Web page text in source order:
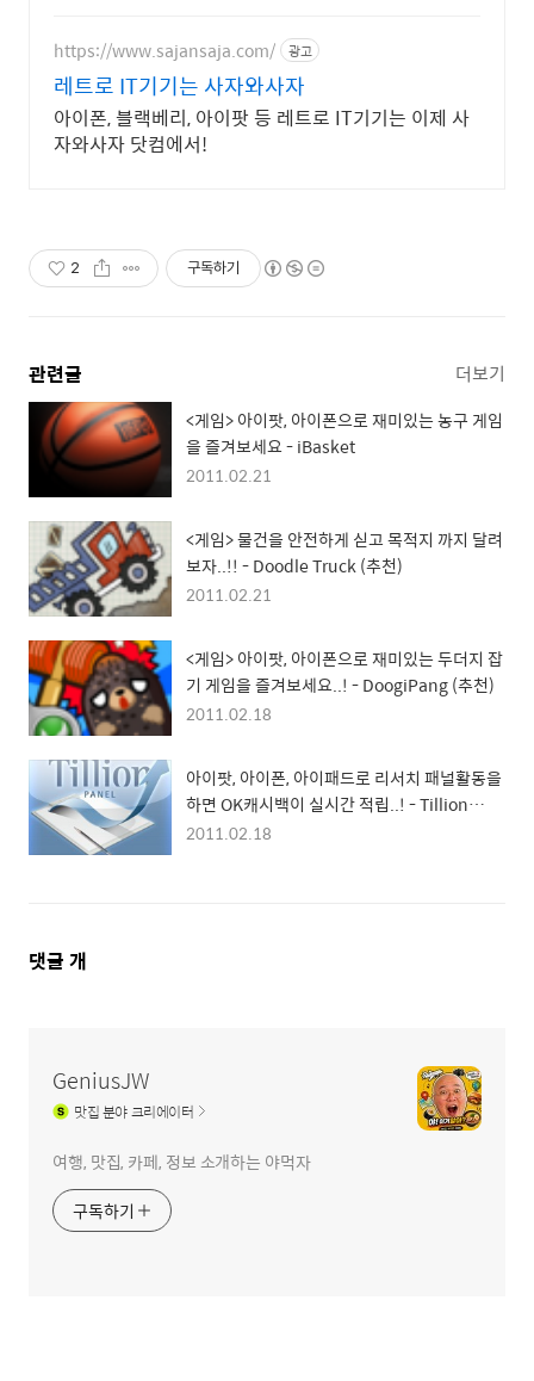
https://www.sajansaja.com/ 광고
레트로 IT기기는 사자와사자
아이폰, 블랙베리, 아이팟 등 레트로 IT기기는 이제 사
자와사자 닷컴에서!
2 구독하기
관련글 더보기
<게임> 아이팟, 아이폰으로 재미있는 농구 게임
을 즐겨보세요 - iBasket
2011.02.21
<게임> 물건을 안전하게 싣고 목적지 까지 달려
보자..!! - Doodle Truck (추천)
2011.02.21
<게임> 아이팟, 아이폰으로 재미있는 두더지 잡
기 게임을 즐겨보세요..! - DoogiPang (추천)
2011.02.18
아이팟, 아이폰, 아이패드로 리서치 패널활동을
하면 OK캐시백이 실시간 적립..! - Tillion
Panel
2011.02.18
댓
댓글 개
GeniusJW
맛집분야 크리에이터
여행, 맛집, 카페, 정보 소개하는 야먹자
구독하기